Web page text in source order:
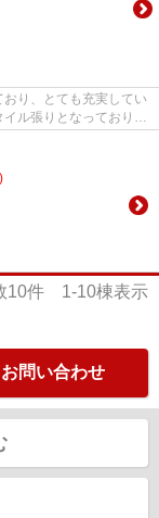
り、とても充実してい
ル張りとなっておりま
10件 1-10棟表示
お問い合わせ